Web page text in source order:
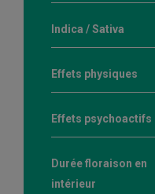
Indica / Sativa
Effets physiques
Effets psychoactifs
Durée floraison en
intérieur